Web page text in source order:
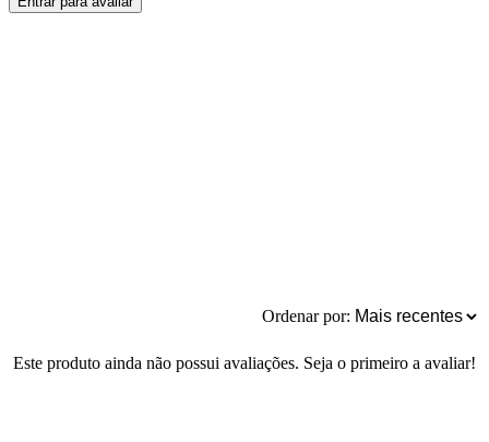
Ordenar por:
Este produto ainda não possui avaliações. Seja o primeiro a avaliar!